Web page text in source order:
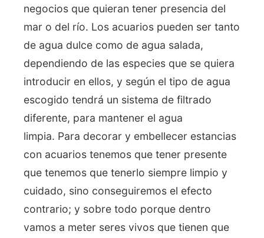
negocios que quieran tener presencia del
mar o del río. Los acuarios pueden ser tanto
de agua dulce como de agua salada,
dependiendo de las especies que se quiera
introducir en ellos, y según el tipo de agua
escogido tendrá un sistema de filtrado
diferente, para mantener el agua
limpia. Para decorar y embellecer estancias
con acuarios tenemos que tener presente
que tenemos que tenerlo siempre limpio y
cuidado, sino conseguiremos el efecto
contrario; y sobre todo porque dentro
vamos a meter seres vivos que tienen que